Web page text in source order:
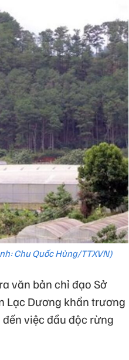
Chu Quốc Hùng/TTXVN)
văn bản chỉ đạo Sở
Lạc Dương khẩn trương
việc đầu độc rừng